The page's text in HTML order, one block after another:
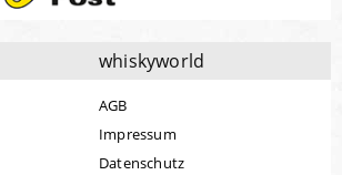
whiskyworld
AGB
Impressum
Datenschutz